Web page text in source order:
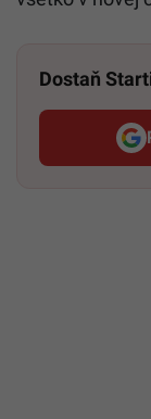
Dostaň